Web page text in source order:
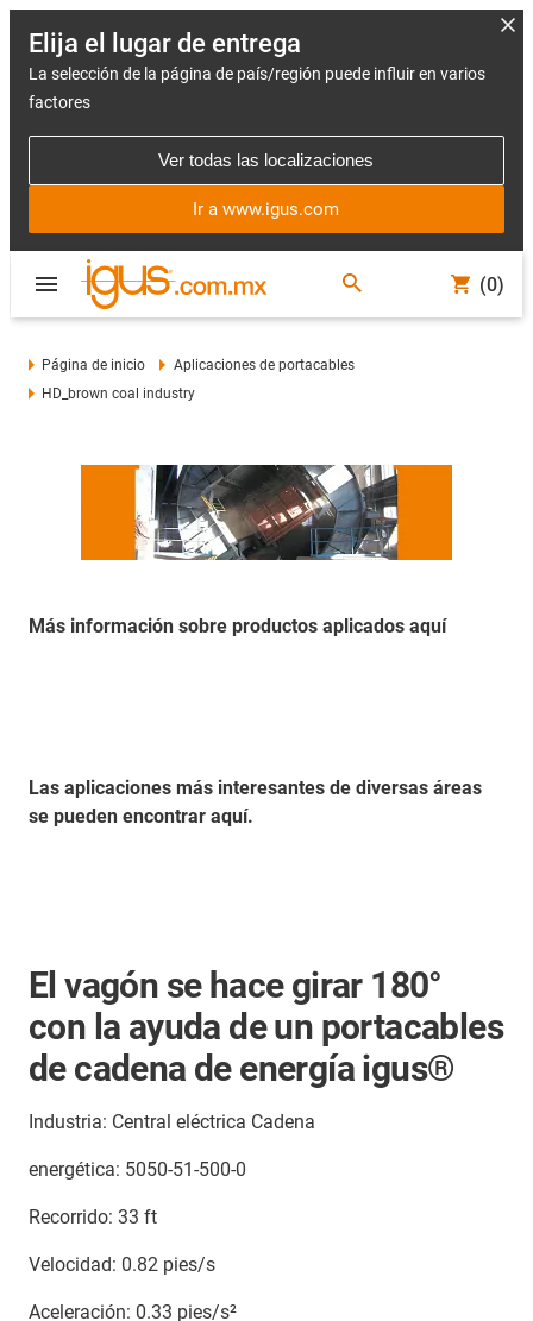
Elija el lugar de entrega
La selección de la página de país/región puede influir en varios
factores
Ver todas las localizaciones
Ir a www.igus.com
(0)
Página de inicio
Aplicaciones de portacables
HD_brown coal industry
Más información sobre productos aplicados aquí
Las aplicaciones más interesantes de diversas áreas
se pueden encontrar aquí.
El vagón se hace girar 180°
con la ayuda de un portacables
de cadena de energía igus®
Industria: Central eléctrica Cadena
energética: 5050-51-500-0
Recorrido: 33 ft
Velocidad: 0.82 pies/s
Aceleración: 0.33 pies/s²